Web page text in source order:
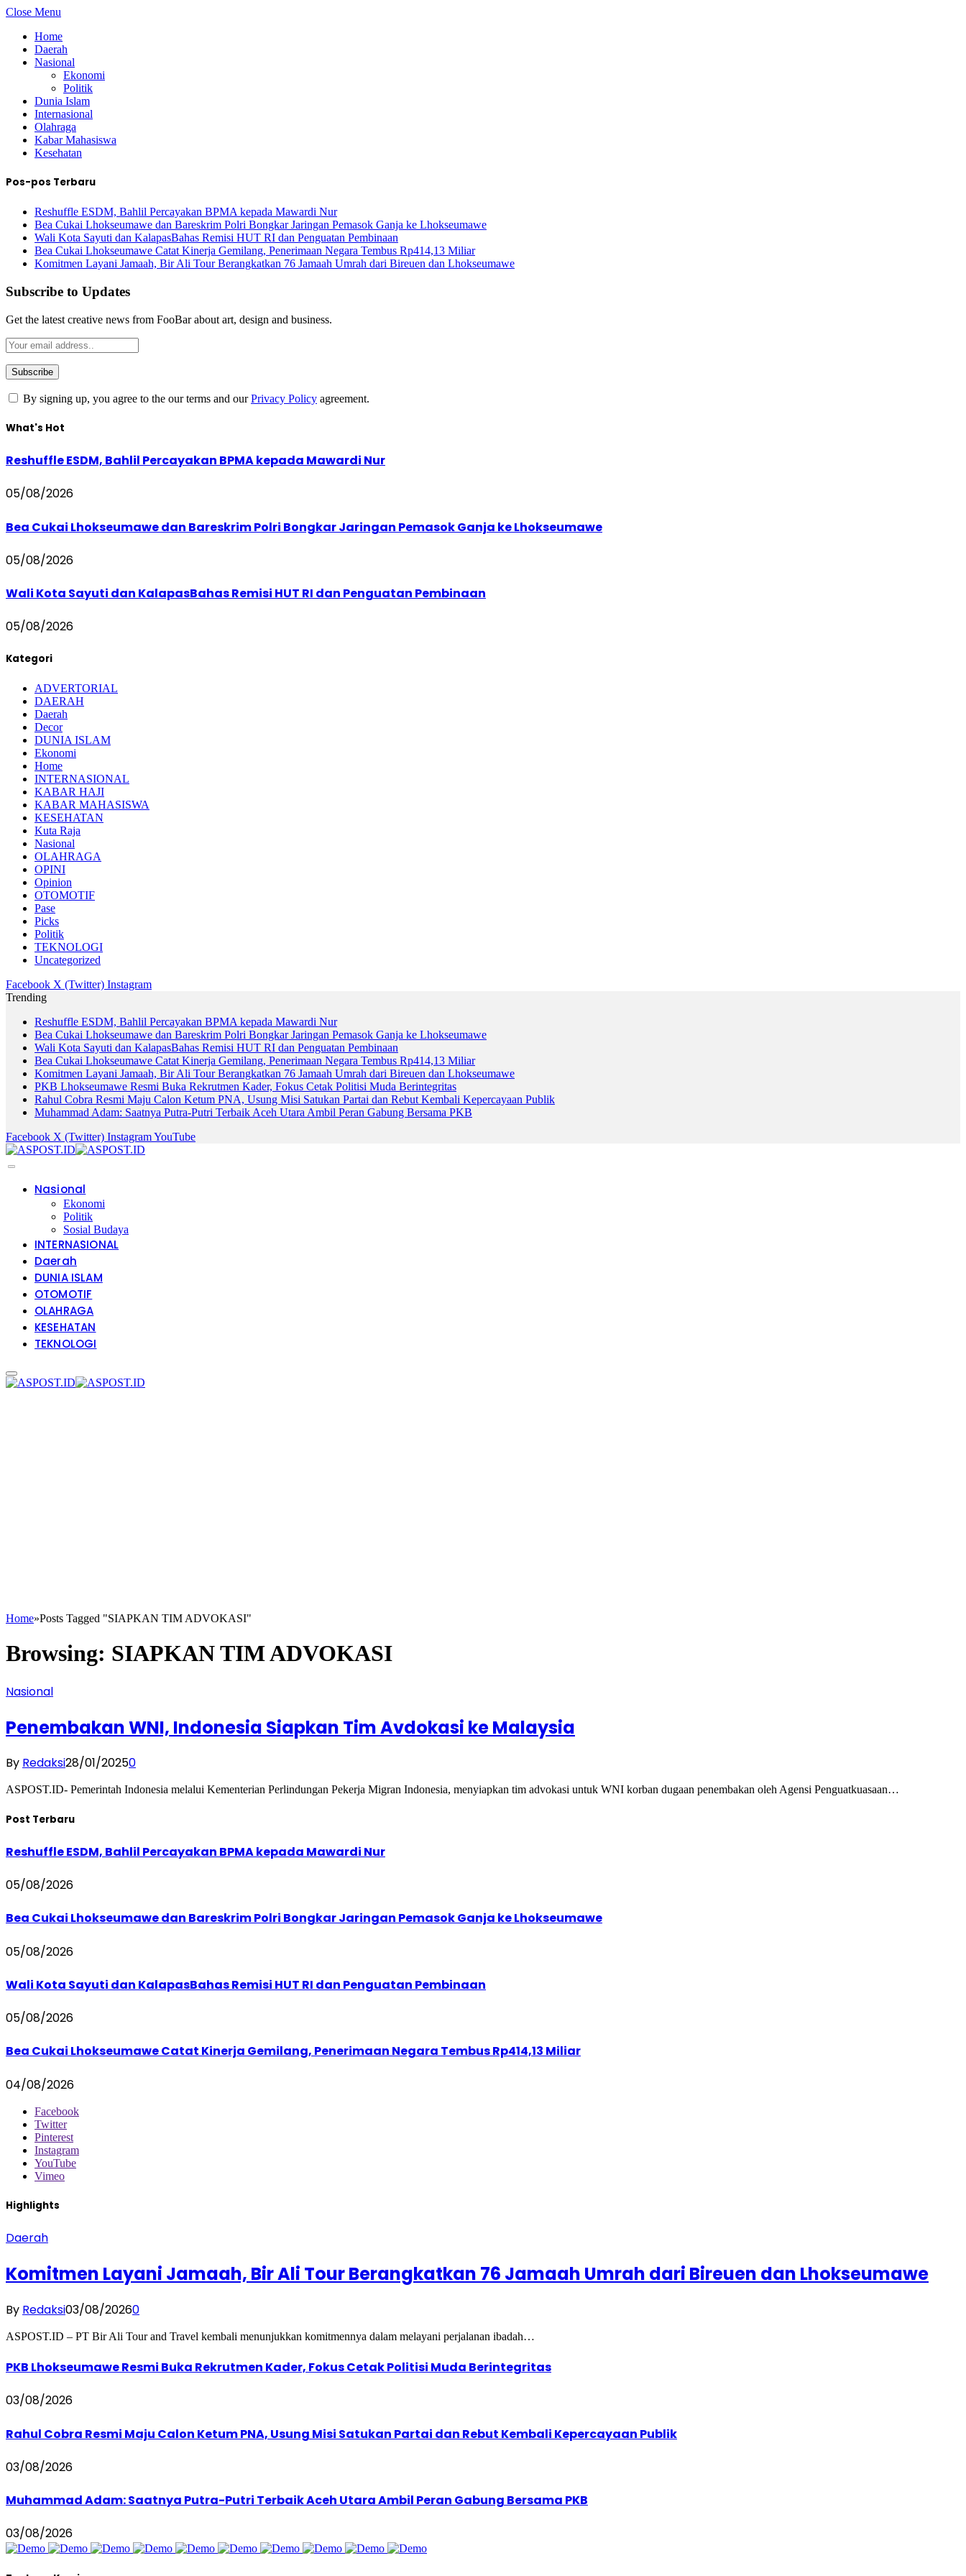
Close Menu
Home
Daerah
Nasional
Ekonomi
Politik
Dunia Islam
Internasional
Olahraga
Kabar Mahasiswa
Kesehatan
Pos-pos Terbaru
Reshuffle ESDM, Bahlil Percayakan BPMA kepada Mawardi Nur
Bea Cukai Lhokseumawe dan Bareskrim Polri Bongkar Jaringan Pemasok Ganja ke Lhokseumawe
Wali Kota Sayuti dan KalapasBahas Remisi HUT RI dan Penguatan Pembinaan
Bea Cukai Lhokseumawe Catat Kinerja Gemilang, Penerimaan Negara Tembus Rp414,13 Miliar
Komitmen Layani Jamaah, Bir Ali Tour Berangkatkan 76 Jamaah Umrah dari Bireuen dan Lhokseumawe
Subscribe to Updates
Get the latest creative news from FooBar about art, design and business.
By signing up, you agree to the our terms and ourPrivacy Policy agreement.
What's Hot
Reshuffle ESDM, Bahlil Percayakan BPMA kepada Mawardi Nur
05/08/2026
Bea Cukai Lhokseumawe dan Bareskrim Polri Bongkar Jaringan Pemasok Ganja ke Lhokseumawe
05/08/2026
Wali Kota Sayuti dan KalapasBahas Remisi HUT RI dan Penguatan Pembinaan
05/08/2026
Kategori
ADVERTORIAL
DAERAH
Daerah
Decor
DUNIA ISLAM
Ekonomi
Home
INTERNASIONAL
KABAR HAJI
KABAR MAHASISWA
KESEHATAN
Kuta Raja
Nasional
OLAHRAGA
OPINI
Opinion
OTOMOTIF
Pase
Picks
Politik
TEKNOLOGI
Uncategorized
Facebook X (Twitter) Instagram
Trending
Reshuffle ESDM, Bahlil Percayakan BPMA kepada Mawardi Nur
Bea Cukai Lhokseumawe dan Bareskrim Polri Bongkar Jaringan Pemasok Ganja ke Lhokseumawe
Wali Kota Sayuti dan KalapasBahas Remisi HUT RI dan Penguatan Pembinaan
Bea Cukai Lhokseumawe Catat Kinerja Gemilang, Penerimaan Negara Tembus Rp414,13 Miliar
Komitmen Layani Jamaah, Bir Ali Tour Berangkatkan 76 Jamaah Umrah dari Bireuen dan Lhokseumawe
PKB Lhokseumawe Resmi Buka Rekrutmen Kader, Fokus Cetak Politisi Muda Berintegritas
Rahul Cobra Resmi Maju Calon Ketum PNA, Usung Misi Satukan Partai dan Rebut Kembali Kepercayaan Publik
Muhammad Adam: Saatnya Putra-Putri Terbaik Aceh Utara Ambil Peran Gabung Bersama PKB
Facebook X (Twitter) InstagramYouTube
Nasional
Ekonomi
Politik
Sosial Budaya
INTERNASIONAL
Daerah
DUNIA ISLAM
OTOMOTIF
OLAHRAGA
KESEHATAN
TEKNOLOGI
Home»Posts Tagged "SIAPKAN TIM ADVOKASI"
Browsing: SIAPKAN TIM ADVOKASI
Nasional
Penembakan WNI, Indonesia Siapkan Tim Avdokasi ke Malaysia
By Redaksi28/01/20250
ASPOST.ID- Pemerintah Indonesia melalui Kementerian Perlindungan Pekerja Migran Indonesia, menyiapkan tim advokasi untuk WNI korban dugaan penembakan oleh Agensi Penguatkuasaan…
Post Terbaru
Reshuffle ESDM, Bahlil Percayakan BPMA kepada Mawardi Nur
05/08/2026
Bea Cukai Lhokseumawe dan Bareskrim Polri Bongkar Jaringan Pemasok Ganja ke Lhokseumawe
05/08/2026
Wali Kota Sayuti dan KalapasBahas Remisi HUT RI dan Penguatan Pembinaan
05/08/2026
Bea Cukai Lhokseumawe Catat Kinerja Gemilang, Penerimaan Negara Tembus Rp414,13 Miliar
04/08/2026
Facebook
Twitter
Pinterest
Instagram
YouTube
Vimeo
Highlights
Daerah
Komitmen Layani Jamaah, Bir Ali Tour Berangkatkan 76 Jamaah Umrah dari Bireuen dan Lhokseumawe
By Redaksi03/08/20260
ASPOST.ID – PT Bir Ali Tour and Travel kembali menunjukkan komitmennya dalam melayani perjalanan ibadah…
PKB Lhokseumawe Resmi Buka Rekrutmen Kader, Fokus Cetak Politisi Muda Berintegritas
03/08/2026
Rahul Cobra Resmi Maju Calon Ketum PNA, Usung Misi Satukan Partai dan Rebut Kembali Kepercayaan Publik
03/08/2026
Muhammad Adam: Saatnya Putra-Putri Terbaik Aceh Utara Ambil Peran Gabung Bersama PKB
03/08/2026